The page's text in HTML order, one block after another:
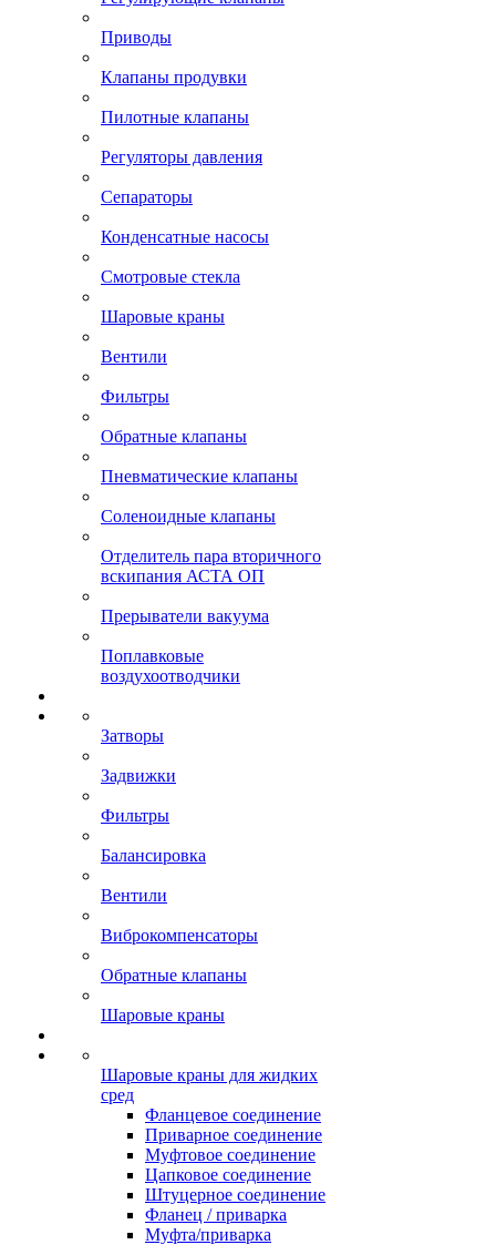
Приводы
Клапаны продувки
Пилотные клапаны
Регуляторы давления
Сепараторы
Конденсатные насосы
Смотровые стекла
Шаровые краны
Вентили
Фильтры
Обратные клапаны
Пневматические клапаны
Соленоидные клапаны
Отделитель пара вторичного
вскипания АСТА ОП
Прерыватели вакуума
Поплавковые
воздухоотводчики
Затворы
Задвижки
Фильтры
Балансировка
Вентили
Виброкомпенсаторы
Обратные клапаны
Шаровые краны
Шаровые краны для жидких
сред
Фланцевое соединение
Приварное соединение
Муфтовое соединение
Цапковое соединение
Штуцерное соединение
Фланец / приварка
Муфта/приварка